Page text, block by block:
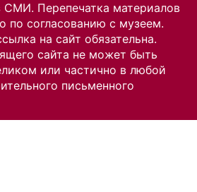
СМИ. Перепечатка материалов
по согласованию с музеем.
на сайт обязательна.
сайта не может быть
или частично в любой
письменного